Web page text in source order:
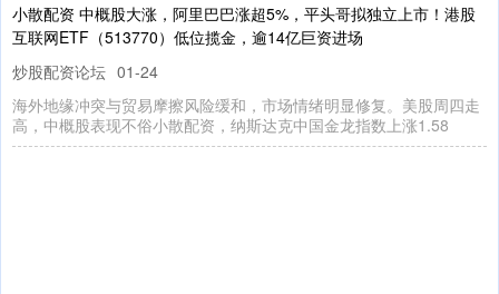
小散配资 中概股大涨，阿里巴巴涨超5%，平头哥拟独立上市！港股
互联网ETF（513770）低位揽金，逾14亿巨资进场
炒股配资论坛 01-24
海外地缘冲突与贸易摩擦风险缓和，市场情绪明显修复。美股周四走
高，中概股表现不俗小散配资，纳斯达克中国金龙指数上涨1.58